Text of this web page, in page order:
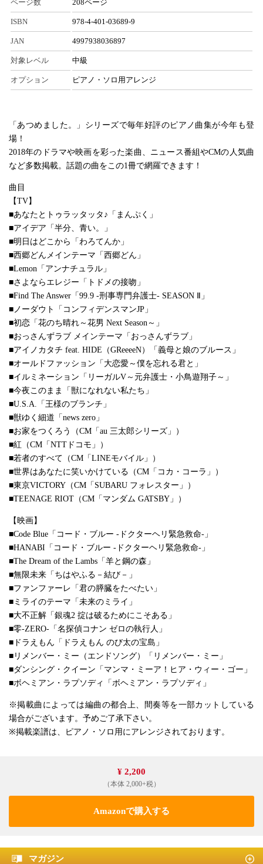
ページ数 208ページ
ISBN 978-4-401-03689-9
JAN 4997938036897
対象レベル 中級
オプション ピアノ・ソロ用アレンジ
「あつめました。」シリーズで毎年好評のピアノ曲集が今年も登
場！
2018年のドラマや映画を彩った楽曲、ニュース番組やCMの人気曲
など多数掲載。話題の曲をこの1冊で網羅できます！
曲目
【TV】
■あなたとトゥラッタッタ♪「まんぷく」
■アイデア「半分、青い。」
■明日はどこから「わろてんか」
■西郷どんメインテーマ「西郷どん」
■Lemon「アンナチュラル」
■さよならエレジー「トドメの接吻」
■Find The Answer「99.9 -刑事専門弁護士- SEASON Ⅱ」
■ノーダウト「コンフィデンスマンJP」
■初恋「花のち晴れ～花男 Next Season～」
■おっさんずラブ メインテーマ「おっさんずラブ」
■アイノカタチ feat. HIDE（GReeeeN）「義母と娘のブルース」
■オールドファッション「大恋愛～僕を忘れる君と」
■イルミネーション「リーガルV～元弁護士・小鳥遊翔子～」
■今夜このまま「獣になれない私たち」
■U.S.A.「王様のブランチ」
■獣ゆく細道「news zero」
■お家をつくろう（CM「au 三太郎シリーズ」）
■紅（CM「NTTドコモ」）
■若者のすべて（CM「LINEモバイル」）
■世界はあなたに笑いかけている（CM「コカ・コーラ」）
■東京VICTORY（CM「SUBARU フォレスター」）
■TEENAGE RIOT（CM「マンダム GATSBY」）
【映画】
■Code Blue「コード・ブルー -ドクターヘリ緊急救命-」
■HANABI「コード・ブルー -ドクターヘリ緊急救命-」
■The Dream of the Lambs「羊と鋼の森」
■無限未来「ちはやふる－結び－」
■ファンファーレ「君の膵臓をたべたい」
■ミライのテーマ「未来のミライ」
■大不正解「銀魂2 掟は破るためにこそある」
■零-ZERO-「名探偵コナン ゼロの執行人」
■ドラえもん「ドラえもん のび太の宝島」
■リメンバー・ミー（エンドソング）「リメンバー・ミー」
■ダンシング・クイーン「マンマ・ミーア！ヒア・ウィー・ゴー」
■ボヘミアン・ラプソディ「ボヘミアン・ラプソディ」
※掲載曲によっては編曲の都合上、間奏等を一部カットしている
場合がございます。予めご了承下さい。
※掲載楽譜は、ピアノ・ソロ用にアレンジされております。
¥ 2,200
（本体 2,000+税）
Amazonで購入する
マガジン